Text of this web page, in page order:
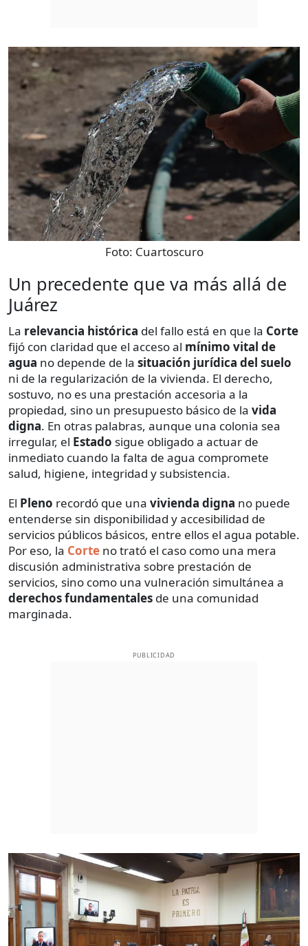
Foto: Cuartoscuro
Un precedente que va más allá de
Juárez
La relevancia histórica del fallo está en que la Corte
fijó con claridad que el acceso al mínimo vital de
agua no depende de la situación jurídica del suelo
ni de la regularización de la vivienda. El derecho,
sostuvo, no es una prestación accesoria a la
propiedad, sino un presupuesto básico de la vida
digna. En otras palabras, aunque una colonia sea
irregular, el Estado sigue obligado a actuar de
inmediato cuando la falta de agua compromete
salud, higiene, integridad y subsistencia.
El Pleno recordó que una vivienda digna no puede
entenderse sin disponibilidad y accesibilidad de
servicios públicos básicos, entre ellos el agua potable.
Por eso, la Corte no trató el caso como una mera
discusión administrativa sobre prestación de
servicios, sino como una vulneración simultánea a
derechos fundamentales de una comunidad
marginada.
PUBLICIDAD